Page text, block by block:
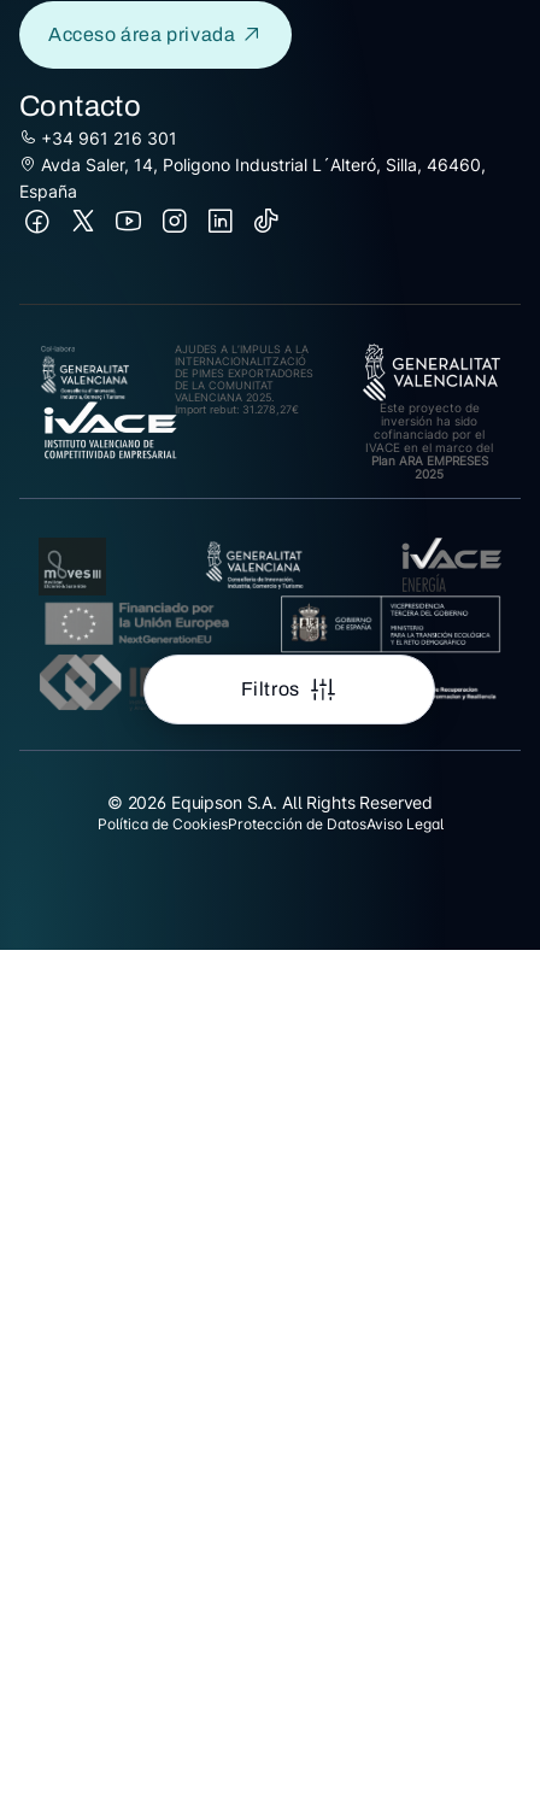
Filtros
Acceso área privada
Contacto
+34 961 216 301
Avda Saler, 14, Poligono Industrial L´Alteró, Silla, 46460,
España
AJUDES A L’IMPULS A LA
INTERNACIONALITZACIÓ
DE PIMES EXPORTADORES
DE LA COMUNITAT
VALENCIANA 2025.
Import rebut: 31.278,27€
Este proyecto de
inversión ha sido
cofinanciado por el
IVACE en el marco del
Plan ARA EMPRESES
2025
© 2026 Equipson S.A. All Rights Reserved
Política de CookiesProtección de DatosAviso Legal